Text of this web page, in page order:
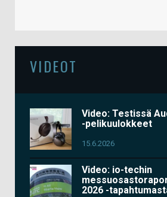
VIDEOT
Video: Testissä
-pelikuulokkeet
15.6.2026
Video: io-techin
2026 -